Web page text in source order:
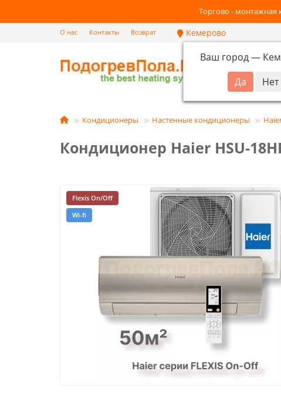
Торгово - монтажная
О нас Контакты Возврат Кемерово
Ваш город —
Каталог
Кондиционеры Настенные кондиционеры
Кондиционер Haier HSU-
Flexis On/Off
Wi-fi